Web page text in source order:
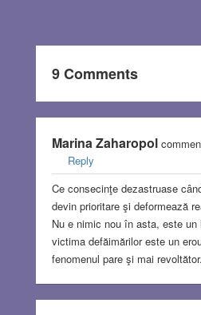
9 Comments
Marina Zaharopol
Reply
Ce consecinţe dezastruase
devin prioritare şi deformează
Nu e nimic nou în asta, este
victima defăimărilor este un
fenomenul pare şi mai revoltător.